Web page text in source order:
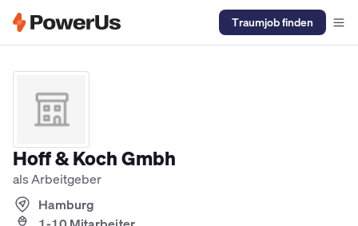
Traumjob finden
Hoff & Koch Gmbh
als Arbeitgeber
Hamburg